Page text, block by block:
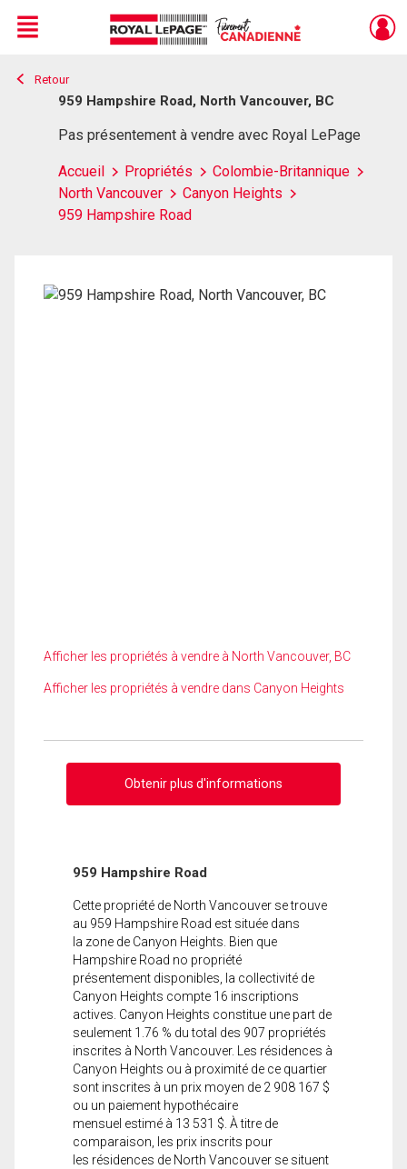
Live
En Direct
Menu
Retour
959 Hampshire Road, North Vancouver, BC
Pas présentement à vendre avec Royal LePage
Accueil Propriétés
Colombie-Britannique
North Vancouver
Canyon Heights
959 Hampshire Road
Afficher les propriétés à vendre à North Vancouver, BC
Afficher les propriétés à vendre dans Canyon Heights
Obtenir plus d'informations
959 Hampshire Road
Cette propriété de North Vancouver se trouve
au 959 Hampshire Road est située dans
la zone de Canyon Heights. Bien que
Hampshire Road no propriété
présentement disponibles, la collectivité de
Canyon Heights compte 16 inscriptions
actives. Canyon Heights constitue une part de
seulement 1.76 % du total des 907 propriétés
inscrites à North Vancouver. Les résidences à
Canyon Heights ou à proximité de ce quartier
sont inscrites à un prix moyen de 2 908 167 $
ou un paiement hypothécaire
mensuel estimé à 13 531 $. À titre de
comparaison, les prix inscrits pour
les résidences de North Vancouver se situent